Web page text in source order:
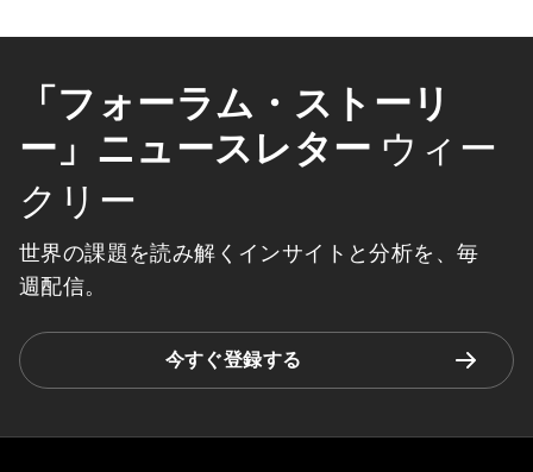
「フォーラム・ストーリ
ー」ニュースレター ウィー
クリー
世界の課題を読み解くインサイトと分析を、毎
週配信。
今すぐ登録する